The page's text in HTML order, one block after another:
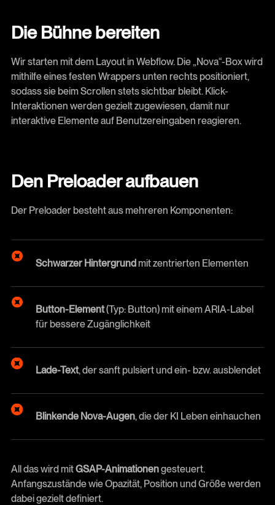
Die Bühne bereiten
Wir starten mit dem Layout in Webflow. Die „Nova“-Box wird
mithilfe eines festen Wrappers unten rechts positioniert,
sodass sie beim Scrollen stets sichtbar bleibt. Klick-
Interaktionen werden gezielt zugewiesen, damit nur
interaktive Elemente auf Benutzereingaben reagieren.
Den Preloader aufbauen
Der Preloader besteht aus mehreren Komponenten:
Schwarzer Hintergrund mit zentrierten Elementen
Button-Element(Typ: Button) mit einem ARIA-Label
für bessere Zugänglichkeit
Lade-Text, der sanft pulsiert und ein- bzw. ausblendet
Blinkende Nova-Augen, die der KI Leben einhauchen
All das wird mitGSAP-Animationengesteuert.
Anfangszustände wie Opazität, Position und Größe werden
dabei gezielt definiert.